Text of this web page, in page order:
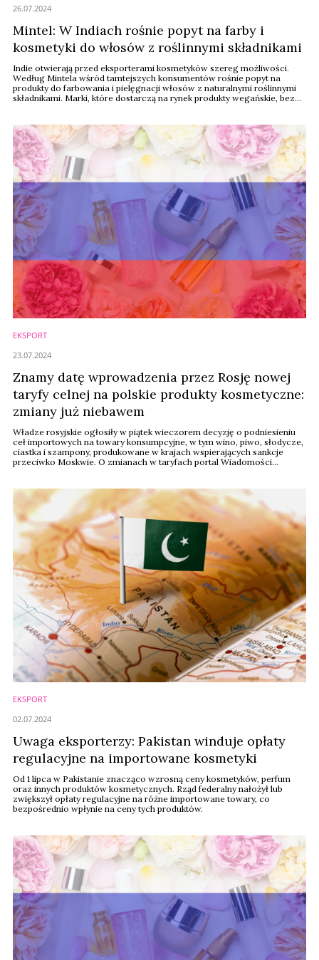
Mintel: W Indiach rośnie popyt na farby i
kosmetyki do włosów z roślinnymi składnikami
Indie otwierają przed eksporterami kosmetyków szereg możliwości.
Według Mintela wśród tamtejszych konsumentów rośnie popyt na
produkty do farbowania i pielęgnacji włosów z naturalnymi roślinnymi
składnikami. Marki, które dostarczą na rynek produkty wegańskie, bez
przez to, że w ten ...
26.07.2024
EKSPORT
Znamy datę wprowadzenia przez Rosję nowej
taryfy celnej na polskie produkty kosmetyczne:
zmiany już niebawem
Władze rosyjskie ogłosiły w piątek wieczorem decyzję o podniesieniu
ceł importowych na towary konsumpcyjne, w tym wino, piwo, słodycze,
ciastka i szampony, produkowane w krajach wspierających sankcje
przeciwko Moskwie. O zmianach w taryfach portal Wiadomości
23.07.2024
EKSPORT
Uwaga eksporterzy: Pakistan winduje opłaty
regulacyjne na importowane kosmetyki
Od 1 lipca w Pakistanie znacząco wzrosną ceny kosmetyków, perfum
oraz innych produktów kosmetycznych. Rząd federalny nałożył lub
zwiększył opłaty regulacyjne na różne importowane towary, co
bezpośrednio wpłynie na ceny tych produktów.
02.07.2024